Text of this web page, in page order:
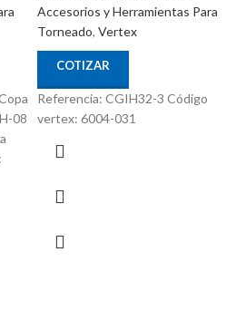
08
Accesorios y Herramientas Para
Torneado, Vertex
COTIZAR
Referencia: CGIH32-3 Código
vertex: 6004-031